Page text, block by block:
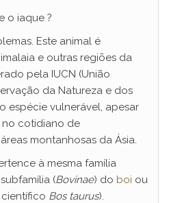
o iaque ?
Este animal é
e outras regiões da
pela IUCN (União
da Natureza e dos
espécie vulnerável, apesar
no cotidiano de
montanhosas da Ásia.
à mesma família
(Bovinae) do boi ou
Bos taurus).